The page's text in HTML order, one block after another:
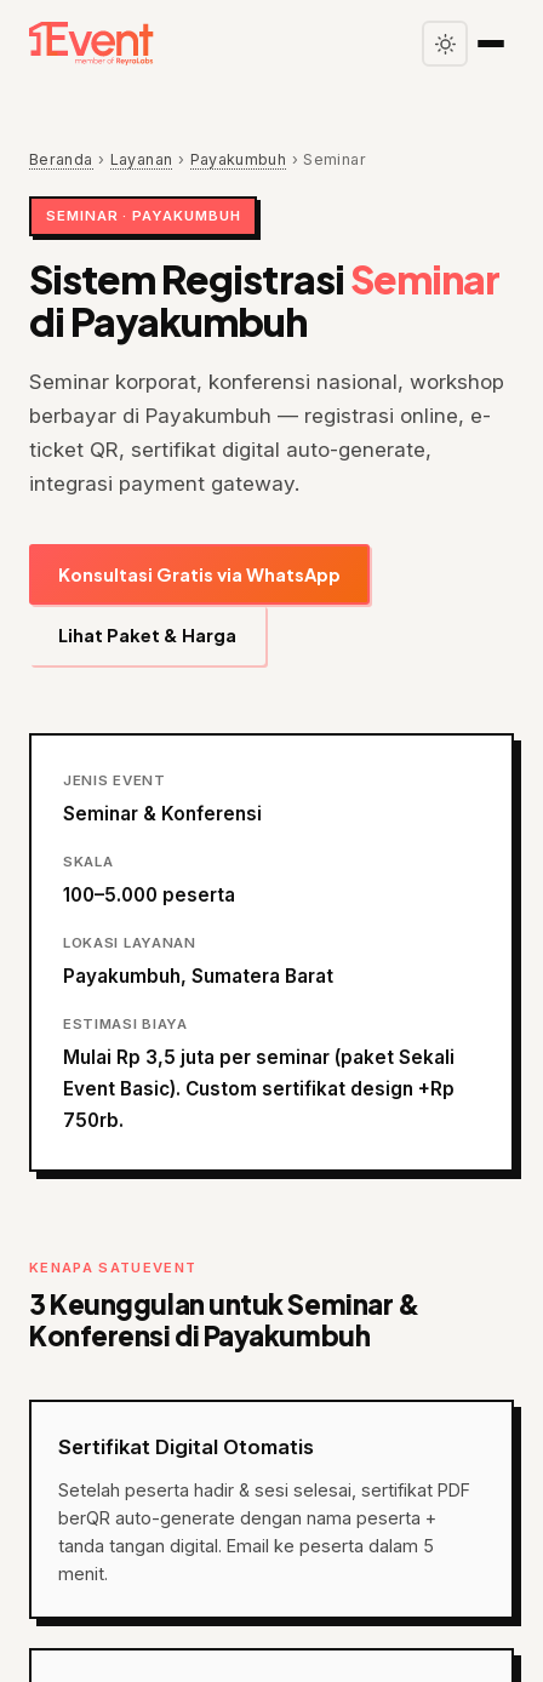
Beranda › Layanan › Payakumbuh › Seminar
SEMINAR · PAYAKUMBUH
Sistem RegistrasiSeminar
di Payakumbuh
Seminar korporat, konferensi nasional, workshop
berbayar di Payakumbuh — registrasi online, e-
ticket QR, sertifikat digital auto-generate,
integrasi payment gateway.
Konsultasi Gratis via WhatsApp
Lihat Paket & Harga
JENIS EVENT
Seminar & Konferensi
SKALA
100–5.000 peserta
LOKASI LAYANAN
Payakumbuh, Sumatera Barat
ESTIMASI BIAYA
Mulai Rp 3,5 juta per seminar (paket Sekali
Event Basic). Custom sertifikat design +Rp
750rb.
KENAPA SATUEVENT
3 Keunggulan untuk Seminar &
Konferensi di Payakumbuh
Sertifikat Digital Otomatis
Setelah peserta hadir & sesi selesai, sertifikat PDF
berQR auto-generate dengan nama peserta +
tanda tangan digital. Email ke peserta dalam 5
menit.